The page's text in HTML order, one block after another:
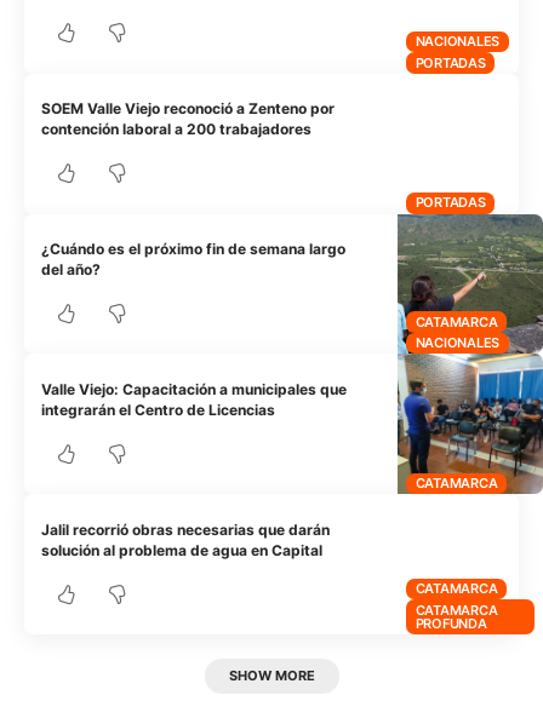
NACIONALES
PORTADAS
PORTADAS
SOEM Valle Viejo reconoció a Zenteno por
contención laboral a 200 trabajadores
CATAMARCA
NACIONALES
¿Cuándo es el próximo fin de semana largo
del año?
CATAMARCA
Valle Viejo: Capacitación a municipales que
integrarán el Centro de Licencias
CATAMARCA
CATAMARCA
PROFUNDA
Jalil recorrió obras necesarias que darán
solución al problema de agua en Capital
SHOW MORE